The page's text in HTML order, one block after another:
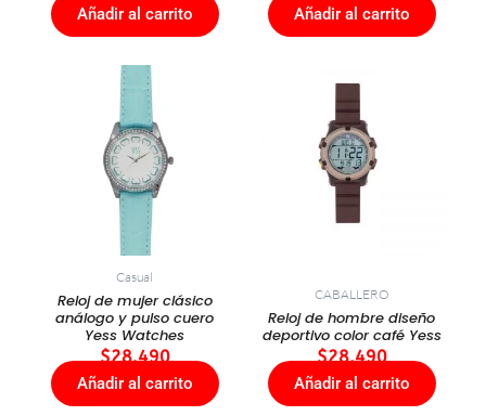
Añadir al carrito Añadir al carrito
Casual
Reloj de mujer clásico
análogo y pulso cuero
Yess Watches
$28.490
Añadir al carrito
CABALLERO
Reloj de hombre diseño
deportivo color café Yess
$28.490
Añadir al carrito